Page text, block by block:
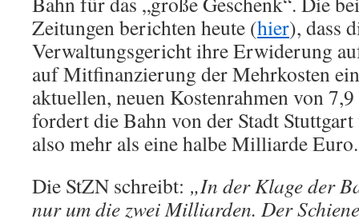
Zeitungen berichten heute (hier), dass
Verwaltungsgericht ihre Erwiderung
auf Mitfinanzierung der Mehrkosten
aktuellen, neuen Kostenrahmen von
fordert die Bahn von der Stadt
also mehr als eine halbe Milliarde Euro.
Die StZN schreibt: „In der Klage der
nur um die zwei Milliarden. Der